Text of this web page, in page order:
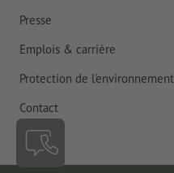
Presse
Emplois & carrière
Protection de l'environnement
Contact